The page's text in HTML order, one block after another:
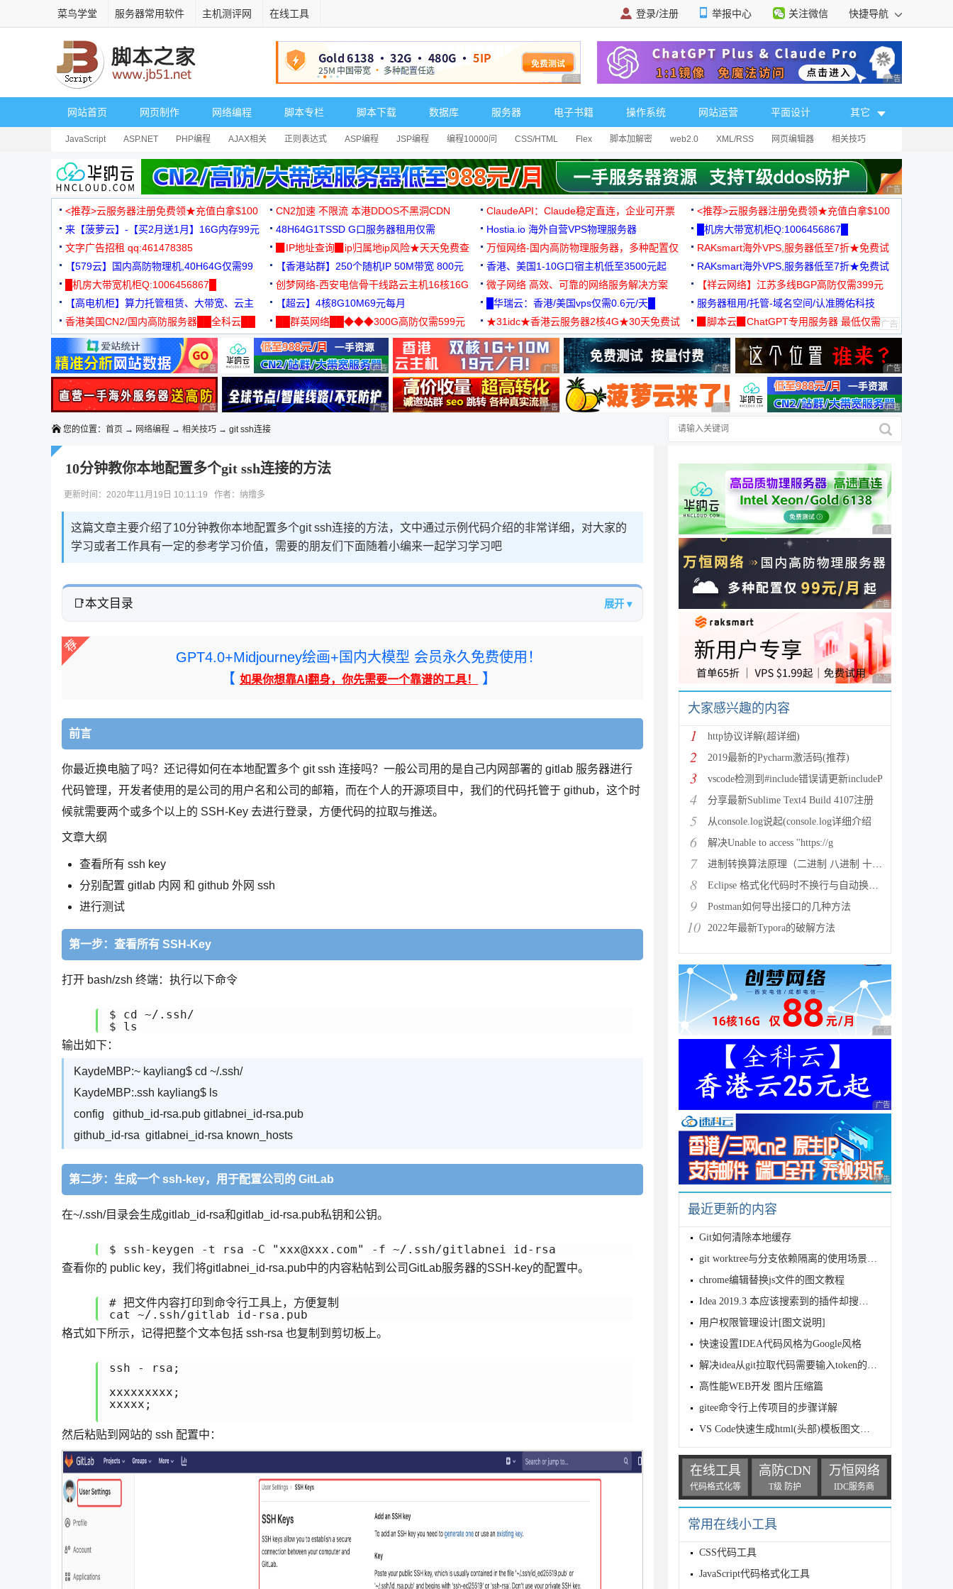
菜鸟学堂 服务器常用软件 主机测评网 在线工具 登录/注册 举报中心 关注微信 快捷导航
广告 商业广告，理性选择 广告 商业广告，理
网站首页 网页制作 网络编程 脚本专栏 脚本下载 数据库 服务器 电子书籍 操作系统 网站运营 平面设计 其它
JavaScript ASP.NET PHP编程 AJAX相关 正则表达式 ASP编程 JSP编程 编程10000问 CSS/HTML Flex 脚本加解密 web2.0 XML/RSS 网页编辑器 相关技巧
安全相关 网页播放器 其它综合 Dart
广告 商业广告，理
<推荐>云服务器注册免费领★充值白拿$100 CN2加速 不限流 本港DDOS不黑洞CDN ClaudeAPI：Claude稳定直连，企业可开票
<推荐>云服务器注册免费领★充值白拿$100
来【菠萝云】-【买2月送1月】16G内存99元
48H64G1TSSD G口服务器租用仅需
3000+可免费测试
Hostia.io 海外自营VPS物理服务器
█机房大带宽机柜Q:1006456867█
文字广告招租 qq:461478385
▉IP地址查询▉ip归属地ip风险★天天免费查
万恒网络-国内高防物理服务器，多种配置仅
99元/月起
RAKsmart海外VPS,服务器低至7折★免费试
用★
【579云】国内高防物理机,40H64G仅需99
元
【香港站群】250个随机IP 50M带宽 800元 香港、美国1-10G口宿主机低至3500元起
RAKsmart海外VPS,服务器低至7折★免费试
用★
█机房大带宽机柜Q:1006456867█
创梦网络-西安电信骨干线路云主机16核16G
88元/月
微子网络 高效、可靠的网络服务解决方案
【祥云网络】江苏多线BGP高防仅需399元
【高电机柜】算力托管租赁、大带宽、云主
机
【超云】4核8G10M69元每月 █华瑞云：香港/美国vps仅需0.6元/天█
服务器租用/托管-域名空间/认准腾佑科技
香港美国CN2/国内高防服务器██全科云██
██群英网络██◆◆◆300G高防仅需599元
◆◆◆
★31idc★香港云服务器2核4G★30天免费试
用◆
▉脚本云▉ChatGPT专用服务器 最低仅需
19元/月
广告 商业广告，理性选择 广告 商业广告，理性选择 广告 商业广告，理性选择 广告 商业广告，理性选择 广告 商业广告，理
广告 商业广告，理性选择 广告 商业广告，理性选择 广告 商业广告，理性选择 广告 商业广告，理性选择 广告 商业广告，理
您的位置： 首页 → 网络编程 → 相关技巧 → git ssh连接
10分钟教你本地配置多个git ssh连接的方法
更新时间：2020年11月19日 10:11:19 作者：纳撸多
这篇文章主要介绍了10分钟教你本地配置多个git ssh连接的方法，文中通过示例代码介绍的非常详细，对大家的
学习或者工作具有一定的参考学习价值，需要的朋友们下面随着小编来一起学习学习吧
本文目录 展开 ▾
GPT4.0+Midjourney绘画+国内大模型 会员永久免费使用！
【 如果你想靠AI翻身，你先需要一个靠谱的工具！ 】
前言
你最近换电脑了吗？还记得如何在本地配置多个 git ssh 连接吗？一般公司用的是自己内网部署的 gitlab 服务器进行
代码管理，开发者使用的是公司的用户名和公司的邮箱，而在个人的开源项目中，我们的代码托管于 github，这个时
候就需要两个或多个以上的 SSH-Key 去进行登录，方便代码的拉取与推送。
文章大纲
查看所有 ssh key
分别配置 gitlab 内网 和 github 外网 ssh
进行测试
第一步：查看所有 SSH-Key
打开 bash/zsh 终端：执行以下命令
$ cd ~/.ssh/
输出如下：
KaydeMBP:~ kayliang$ cd ~/.ssh/
KaydeMBP:.ssh kayliang$ ls
config github_id-rsa.pub gitlabnei_id-rsa.pub
github_id-rsa gitlabnei_id-rsa known_hosts
第二步：生成一个 ssh-key，用于配置公司的 GitLab
在~/.ssh/目录会生成gitlab_id-rsa和gitlab_id-rsa.pub私钥和公钥。
查看你的 public key，我们将gitlabnei_id-rsa.pub中的内容粘帖到公司GitLab服务器的SSH-key的配置中。
# 把文件内容打印到命令行工具上，方便复制
格式如下所示，记得把整个文本包括 ssh-rsa 也复制到剪切板上。
ssh - rsa;
xxxxxxxxx;
xxxxx;
然后粘贴到网站的 ssh 配置中：
广告 商业广告，理性
广告 商业广告，理性
广告 商业广告，理性
大家感兴趣的内容
1 http协议详解(超详细)
2 2019最新的Pycharm激活码(推荐)
3 vscode检测到#include错误请更新includeP
4 分享最新Sublime Text4 Build 4107注册
5 从console.log说起(console.log详细介绍
6 解决Unable to access ''https://g
7 进制转换算法原理（二进制 八进制 十进制 十六进制）
8 Eclipse 格式化代码时不换行与自动换行的实现方法
9 Postman如何导出接口的几种方法
10 2022年最新Typora的破解方法
广告 商业广告，理性
广告 商业广告，理性
广告 商业广告，理性
最近更新的内容
Git如何清除本地缓存
git worktree与分支依赖隔离的使用场景分析
chrome编辑替换js文件的图文教程
Idea 2019.3 本应该搜索到的插件却搜索不到的解决方法
用户权限管理设计[图文说明]
快速设置IDEA代码风格为Google风格
解决idea从git拉取代码需要输入token的问题
高性能WEB开发 图片压缩篇
gitee命令行上传项目的步骤详解
VS Code快速生成html(头部)模板图文教程
在线工具
代码格式化等
高防CDN
T级 防护
万恒网络
IDC服务商
常用在线小工具
CSS代码工具
JavaScript代码格式化工具